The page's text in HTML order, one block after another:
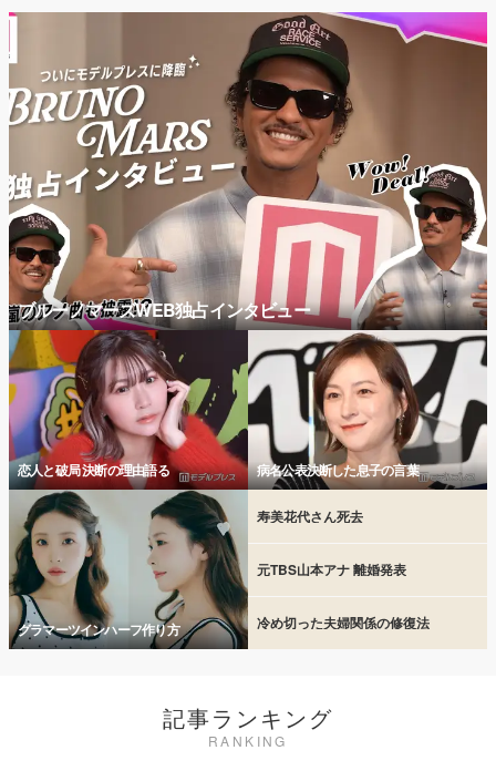
ブルーノマーズWEB独占インタビュー
恋人と破局 決断の理由語る 病名公表決断した息子の言葉
グラマーツインハーフ作り方
寿美花代さん死去
元TBS山本アナ 離婚発表
冷め切った夫婦関係の修復法
記事ランキング
RANKING